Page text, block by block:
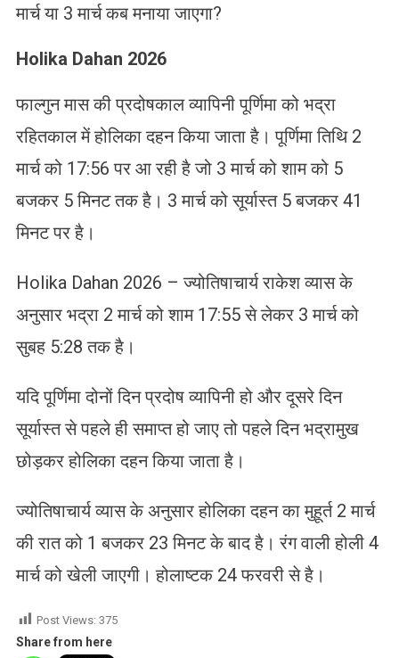
मार्च या 3 मार्च कब मनाया जाएगा?
Holika Dahan 2026
फाल्गुन मास की प्रदोषकाल व्यापिनी पूर्णिमा को भद्रा
रहितकाल में होलिका दहन किया जाता है। पूर्णिमा तिथि 2
मार्च को 17:56 पर आ रही है जो 3 मार्च को शाम को 5
बजकर 5 मिनट तक है। 3 मार्च को सूर्यास्त 5 बजकर 41
मिनट पर है।
Holika Dahan 2026 – ज्योतिषाचार्य राकेश व्यास के
अनुसार भद्रा 2 मार्च को शाम 17:55 से लेकर 3 मार्च को
सुबह 5:28 तक है।
यदि पूर्णिमा दोनों दिन प्रदोष व्यापिनी हो और दूसरे दिन
सूर्यास्त से पहले ही समाप्त हो जाए तो पहले दिन भद्रामुख
छोड़कर होलिका दहन किया जाता है।
ज्योतिषाचार्य व्यास के अनुसार होलिका दहन का मुहूर्त 2 मार्च
की रात को 1 बजकर 23 मिनट के बाद है। रंग वाली होली 4
मार्च को खेली जाएगी। होलाष्टक 24 फरवरी से है।
Post Views: 375
Share from here